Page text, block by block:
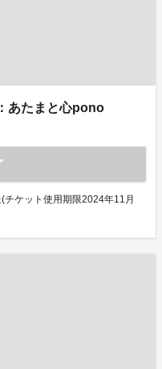
あたまと心pono
チケット使用期限2024年11月